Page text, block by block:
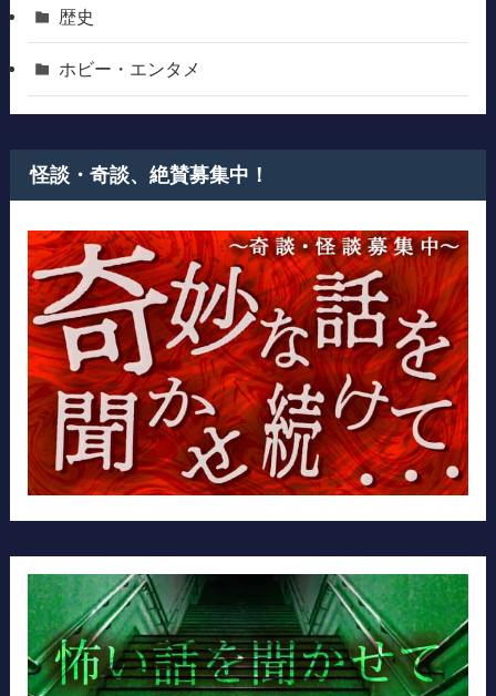
歴史
ホビー・エンタメ
怪談・奇談、絶賛募集中！